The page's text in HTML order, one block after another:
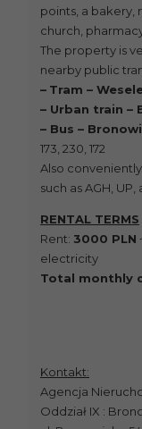
points, a bakery,
church,
The property is
nearby public
– Tram –
– Urban train –
– Bus –
173, 230, 172
Also
such as AGH, UP,
RENTAL TERMS
Rent: 3000 PLN
electricity
Total monthly
Kontakt:
Agencja
Oddział IX :